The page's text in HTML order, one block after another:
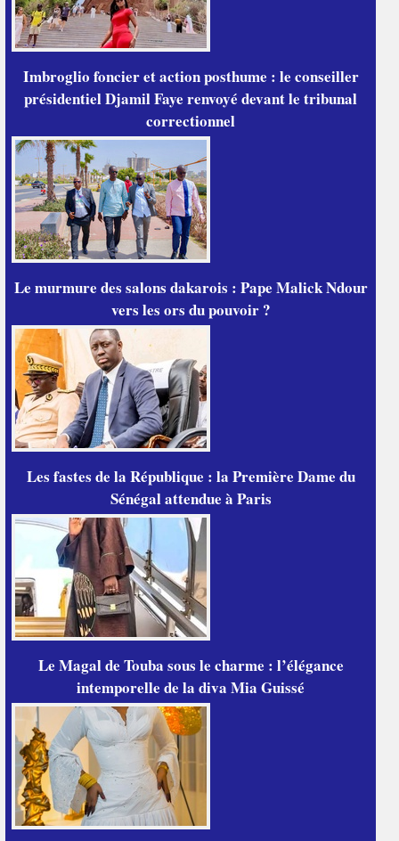
Imbroglio foncier et action posthume : le conseiller
présidentiel Djamil Faye renvoyé devant le tribunal
correctionnel
Le murmure des salons dakarois : Pape Malick Ndour
vers les ors du pouvoir ?
Les fastes de la République : la Première Dame du
Sénégal attendue à Paris
Le Magal de Touba sous le charme : l’élégance
intemporelle de la diva Mia Guissé